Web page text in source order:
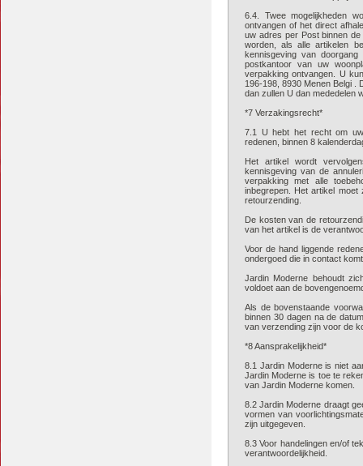
6.4. Twee mogelijkheden
ontvangen of het direct
uw adres per Post binnen
worden, als alle artikelen
kennisgeving van
postkantoor van uw
verpakking ontvangen. U
196-198, 8930 Menen Belgi .
dan zullen U dan mededelen
*7 Verzakingsrecht*
7.1 U hebt het recht om
redenen, binnen 8
Het artikel wordt
kennisgeving van de
verpakking met alle
inbegrepen. Het artikel
retourzending.
De kosten van de
van het artikel is de
Voor de hand liggende
ondergoed die in contact
Jardin Moderne behoudt
voldoet aan de
Als de bovenstaande
binnen 30 dagen na de
van verzending zijn voor de
*8 Aansprakelijkheid*
8.1 Jardin Moderne is niet
Jardin Moderne is toe te
van Jardin Moderne komen.
8.2 Jardin Moderne draagt
vormen van
zijn uitgegeven.
8.3 Voor handelingen en/of
verantwoordelijkheid.